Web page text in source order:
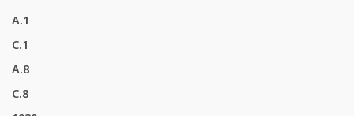
A.1
C.1
A.8
C.8